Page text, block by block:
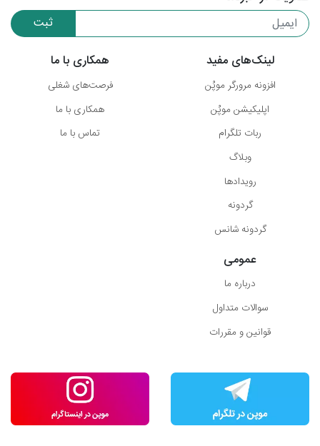
ثبت
لینک‌های مفید
افزونه مرورگر موپُن
اپلیکیشن موپُن
ربات تلگرام
وبلاگ
رویدادها
گردونه
گردونه شانس
همکاری با ما
فرصت‌های شغلی
همکاری با ما
تماس با ما
عمومی
درباره ما
سوالات متداول
قوانین و مقررات